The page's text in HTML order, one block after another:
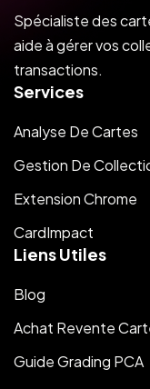
Spécialiste des
aide à gérer vos
transactions.
Services
Analyse De Cartes
Gestion De
Extension Chrome
CardImpact
Liens Utiles
Blog
Achat Revente
Guide Grading PCA